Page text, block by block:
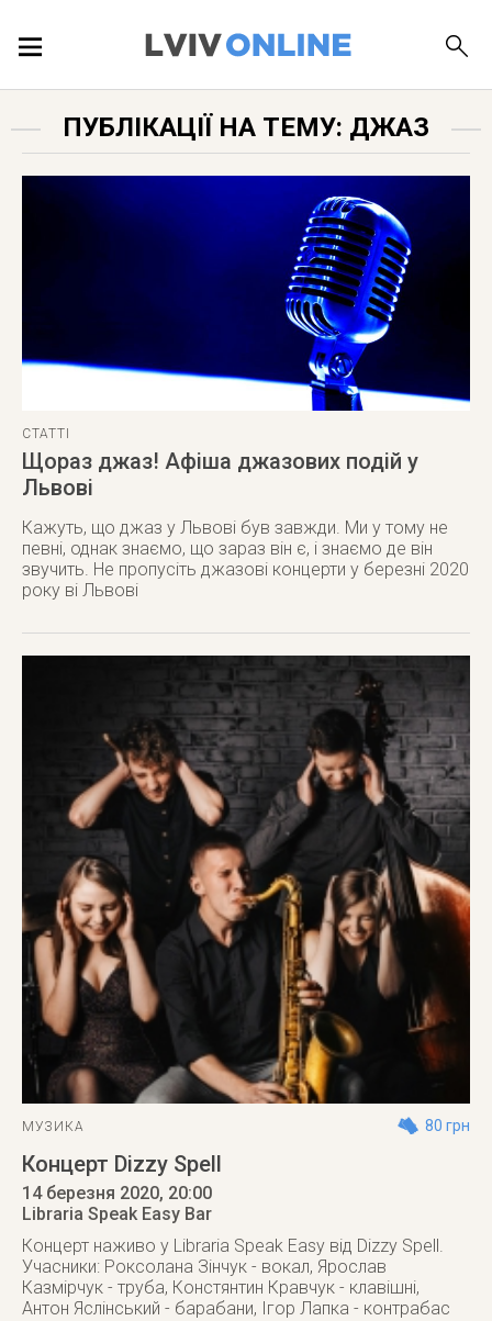
ЛОКАЦІЇ
ПУБЛІКАЦІЇ НА ТЕМУ: ДЖАЗ
СТАТТІ
Щораз джаз! Афіша джазових подій у
Львові
Кажуть, що джаз у Львові був завжди. Ми у тому не
певні, однак знаємо, що зараз він є, і знаємо де він
звучить. Не пропусіть джазові концерти у березні 2020
року ві Львові
МУЗИКА 80 грн
Концерт Dizzy Spell
14 березня 2020, 20:00
Libraria Speak Easy Bar
Концерт наживо у Libraria Speak Easy від Dizzy Spell.
Учасники: Роксолана Зінчук - вокал, Ярослав
Казмірчук - труба, Констянтин Кравчук - клавішні,
Антон Яслінський - барабани, Ігор Лапка - контрабас